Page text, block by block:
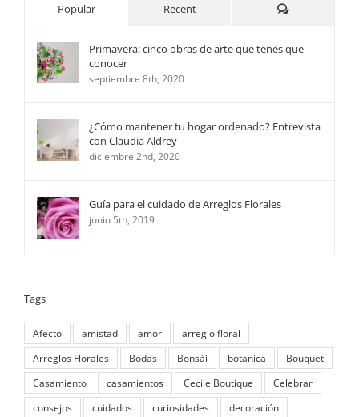
Popular Recent Comments
Primavera: cinco obras de arte que tenés que
conocer
septiembre 8th, 2020
¿Cómo mantener tu hogar ordenado? Entrevista
con Claudia Aldrey
diciembre 2nd, 2020
Guía para el cuidado de Arreglos Florales
junio 5th, 2019
Tags
Afecto amistad amor
arreglo floral
Arreglos Florales
Bodas Bonsái botanica
Bouquet
Casamiento
casamientos Cecile Boutique
Celebrar
consejos
cuidados curiosidades
decoración